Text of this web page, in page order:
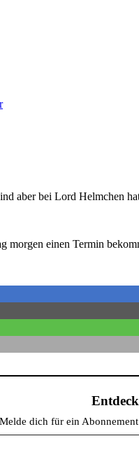
aber bei Lord Helmchen
morgen einen Termin
Melde dich für ein